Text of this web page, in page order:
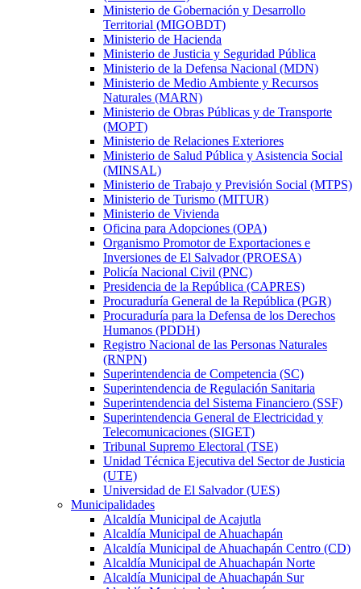
Ministerio de Gobernación y Desarrollo
Territorial (MIGOBDT)
Ministerio de Hacienda
Ministerio de Justicia y Seguridad Pública
Ministerio de la Defensa Nacional (MDN)
Ministerio de Medio Ambiente y Recursos
Naturales (MARN)
Ministerio de Obras Públicas y de Transporte
(MOPT)
Ministerio de Relaciones Exteriores
Ministerio de Salud Pública y Asistencia Social
(MINSAL)
Ministerio de Trabajo y Previsión Social (MTPS)
Ministerio de Turismo (MITUR)
Ministerio de Vivienda
Oficina para Adopciones (OPA)
Organismo Promotor de Exportaciones e
Inversiones de El Salvador (PROESA)
Policía Nacional Civil (PNC)
Presidencia de la República (CAPRES)
Procuraduría General de la República (PGR)
Procuraduría para la Defensa de los Derechos
Humanos (PDDH)
Registro Nacional de las Personas Naturales
(RNPN)
Superintendencia de Competencia (SC)
Superintendencia de Regulación Sanitaria
Superintendencia del Sistema Financiero (SSF)
Superintendencia General de Electricidad y
Telecomunicaciones (SIGET)
Tribunal Supremo Electoral (TSE)
Unidad Técnica Ejecutiva del Sector de Justicia
(UTE)
Universidad de El Salvador (UES)
Municipalidades
Alcaldía Municipal de Acajutla
Alcaldía Municipal de Ahuachapán
Alcaldía Municipal de Ahuachapán Centro (CD)
Alcaldía Municipal de Ahuachapán Norte
Alcaldía Municipal de Ahuachapán Sur